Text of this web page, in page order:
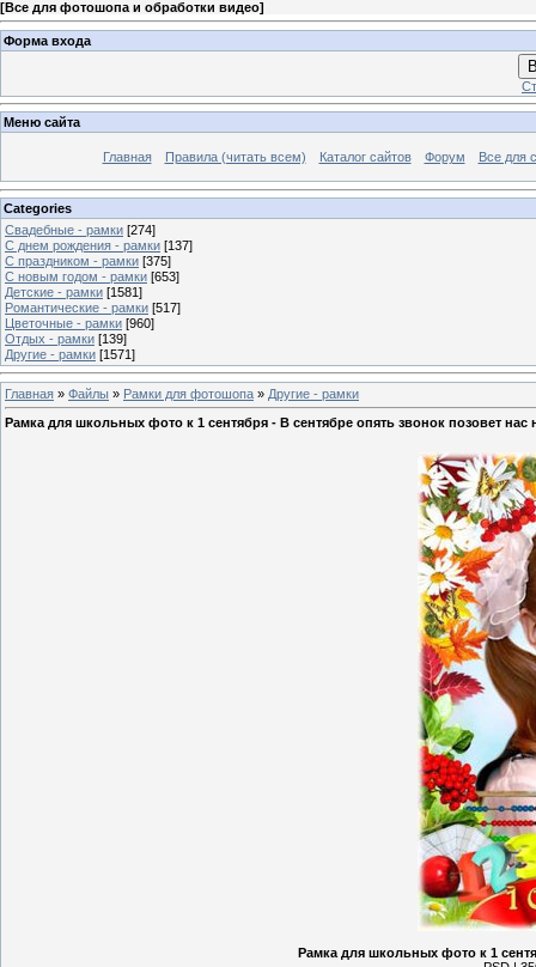
[Все для фотошопа и обработки видео]
Форма входа
Меню сайта
Главная Правила (читать всем) Каталог сайтов Форум Все для
Categories
Свадебные - рамки [274]
С днем рождения - рамки [137]
С праздником - рамки [375]
С новым годом - рамки [653]
Детские - рамки [1581]
Романтические - рамки [517]
Цветочные - рамки [960]
Отдых - рамки [139]
Другие - рамки [1571]
Главная » Файлы » Рамки для фотошопа » Другие - рамки
Рамка для школьных фото к 1 сентября - В сентябре опять звонок позовет нас
Рамка для школьных фото к 1